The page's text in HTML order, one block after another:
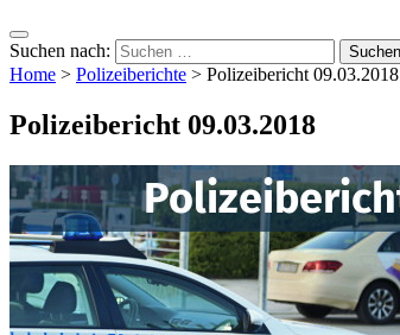
Suchen nach:
Home > Polizeiberichte > Polizeibericht 09.03.2018
Polizeibericht 09.03.2018